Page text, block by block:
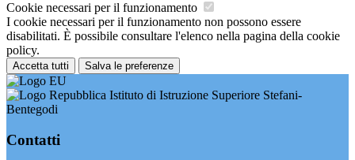
Cookie necessari per il funzionamento
I cookie necessari per il funzionamento non possono essere
disabilitati. È possibile consultare l'elenco nella pagina della cookie
policy.
Accetta tutti Salva le preferenze
Istituto di Istruzione Superiore Stefani-
Bentegodi
Contatti